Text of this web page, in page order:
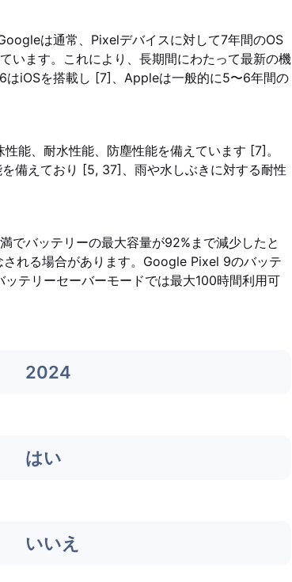
は通常、Pixelデバイスに対して7年間のOS
います。これにより、長期間にわたって最新の機
はiOSを搭載し [7]、Appleは一般的に5〜6年間の
能、耐水性能、防塵性能を備えています [7]。
備えており [5, 37]、雨や水しぶきに対する耐性
でバッテリーの最大容量が92%まで減少したと
れる場合があります。Google Pixel 9のバッテ
テリーセーバーモードでは最大100時間利用可
2024
はい
いいえ